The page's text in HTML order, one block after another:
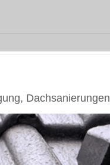
Dachsanierungen